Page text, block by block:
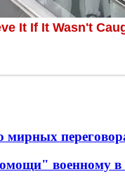
мирных
военному